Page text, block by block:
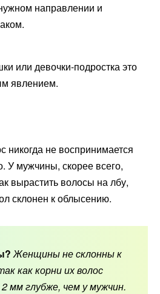
направлении и
или девочки-подростка это
явлением.
никогда не воспринимается
У мужчины, скорее всего,
вырастить волосы на лбу,
склонен к облысению.
Женщины не склонны к
как корни их волос
мм глубже, чем у мужчин.